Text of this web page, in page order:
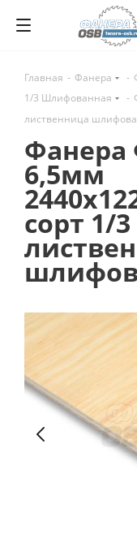
Главная - Фанера -
1/3 Шлифованная
-
лиственница
6,5мм
сорт 1/3